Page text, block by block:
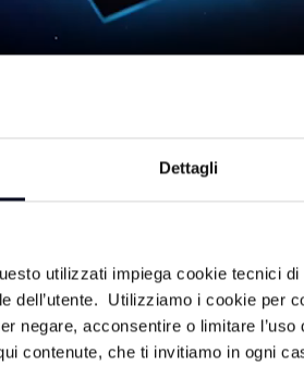
Dettagli
utilizzati impiega cookie tecnici
dell’utente. Utilizziamo i cookie per
negare, acconsentire o limitare
contenute, che ti invitiamo in ogni
2026
Romagna. Servizi video su
e delle sue imprese.